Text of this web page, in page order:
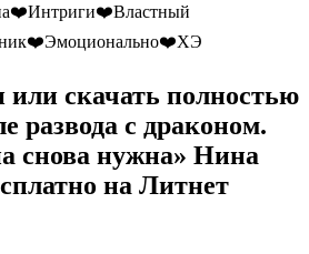
или скачать полностью
развода с драконом.
снова нужна» Нина
на Литнет